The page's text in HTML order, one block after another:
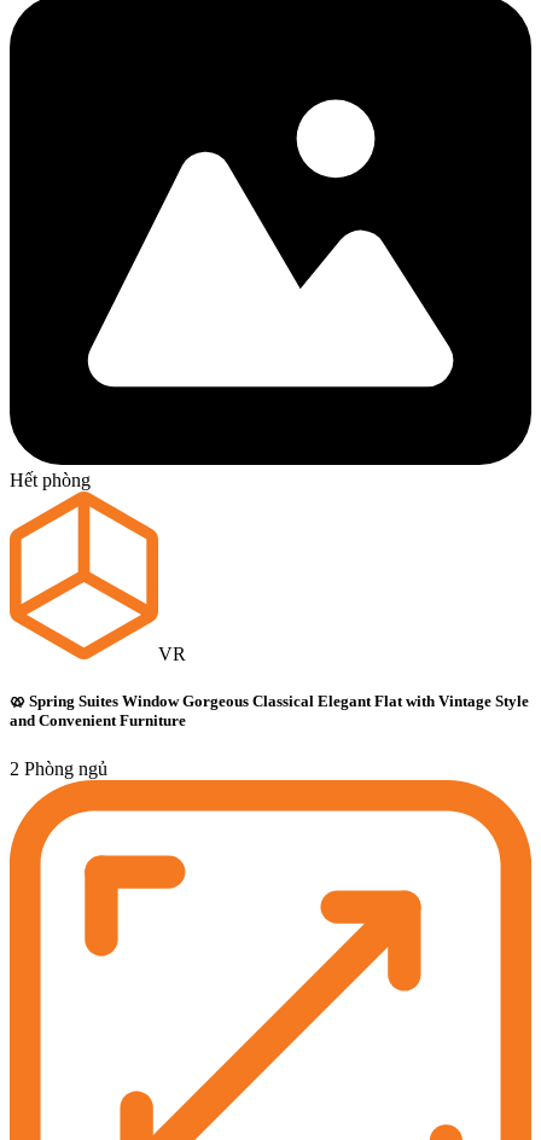
Hết phòng
VR
🥨 Spring Suites Window Gorgeous Classical Elegant Flat with Vintage Style
and Convenient Furniture
2 Phòng ngủ